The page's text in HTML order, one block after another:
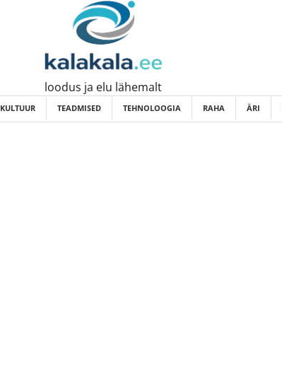
loodus ja elu lähemalt
KULTUUR TEADMISED TEHNOLOOGIA RAHA ÄRI